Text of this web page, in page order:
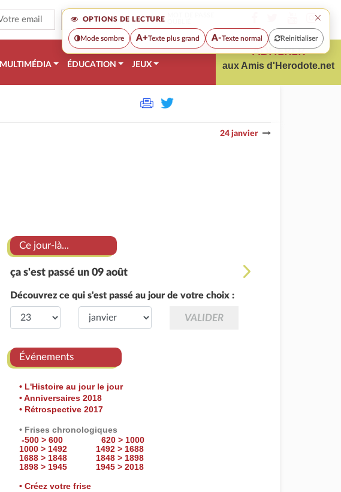
OPTIONS DE LECTURE ×
Mode sombre A+Texte plus grand A-Texte normal Reinitialiser
MULTIMÉDIA ÉDUCATION JEUX
ADHÉRER
aux Amis d'Herodote.net
24 janvier
Ce jour-là...
ça s'est passé un 09 août
Découvrez ce qui s'est passé au jour de votre choix :
Événements
• L'Histoire au jour le jour
• Anniversaires 2018
• Rétrospective 2017
• Frises chronologiques
-500 > 600
620 > 1000
1000 > 1492
1492 > 1688
1688 > 1848
1848 > 1898
1898 > 1945
1945 > 2018
• Créez votre frise